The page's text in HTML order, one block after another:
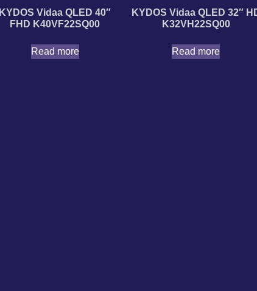
KYDOS Vidaa QLED 40″
FHD K40VF22SQ00
Read more
KYDOS Vidaa QLED 32″
K32VH22SQ00
Read more